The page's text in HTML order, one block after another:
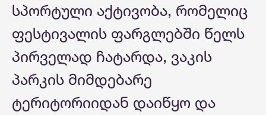
სპორტული აქტივობა, რომელიც
ფესტივალის ფარგლებში წელს
პირველად ჩატარდა, ვაკის
პარკის მიმდებარე
ტერიტორიიდან დაიწყო და